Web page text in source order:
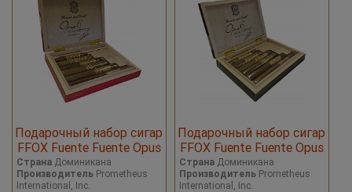
Подарочный набор сигар
FFOX Fuente Fuente Opus
X 6 Set Cigars Red
Страна Доминикана
Производитель Prometheus
International, Inc.
Подарочный набор сигар
FFOX Fuente Fuente Opus
X 6 Set Cigars Black
СтранаДоминикана
ПроизводительPrometheus
International, Inc.